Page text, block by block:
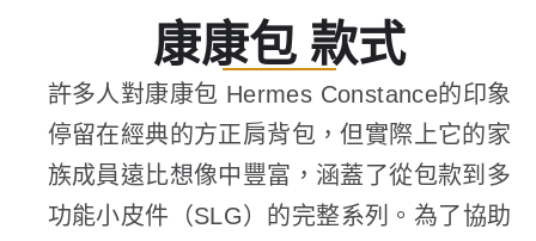
康康包 款式
許多人對康康包 Hermes Constance的印象
停留在經典的方正肩背包，但實際上它的家
族成員遠比想像中豐富，涵蓋了從包款到多
功能小皮件（SLG）的完整系列。為了協助